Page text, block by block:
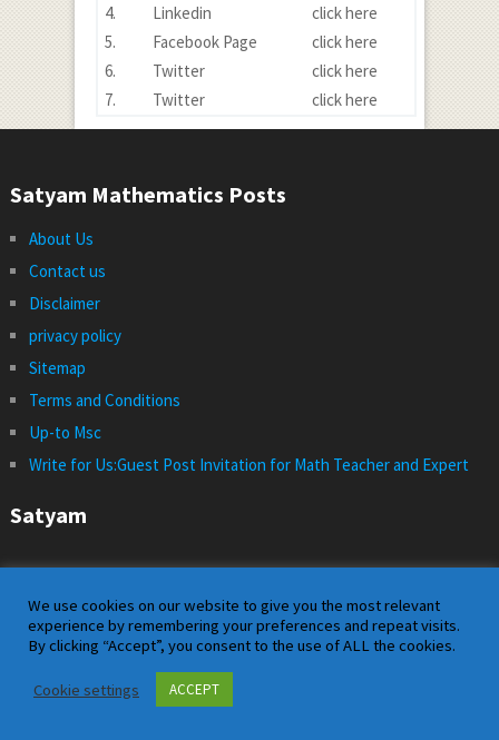
4.
Linkedin
click here
5.
Facebook Page
click here
6.
Twitter
click here
7.
Twitter click here
Satyam Mathematics Posts
About Us
Contact us
Disclaimer
privacy policy
Sitemap
Terms and Conditions
Up-to Msc
Write for Us:Guest Post Invitation for Math Teacher and Expert
Satyam
We use cookies on our website to give you the most relevant
experience by remembering your preferences and repeat visits.
By clicking “Accept”, you consent to the use of ALL the cookies.
Cookie settings ACCEPT